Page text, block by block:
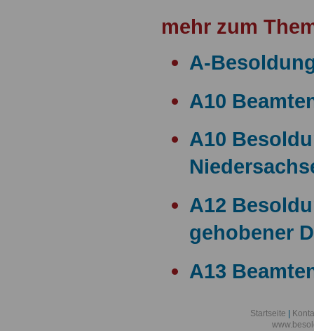
mehr zum
A-
A10
A10
A12
gehobener
A13
A13
Startseite